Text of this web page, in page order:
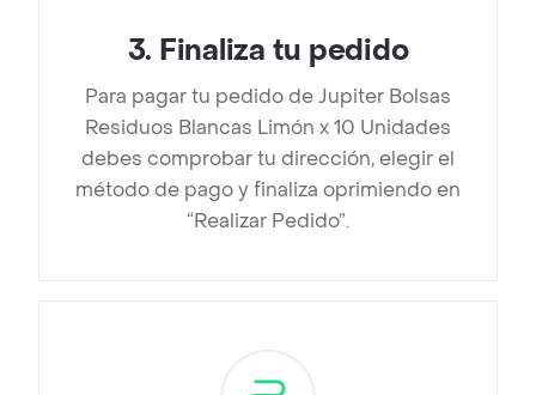
3. Finaliza tu pedido
Para pagar tu pedido de Jupiter Bolsas
Residuos Blancas Limón x 10 Unidades
debes comprobar tu dirección, elegir el
método de pago y finaliza oprimiendo en
“Realizar Pedido”.